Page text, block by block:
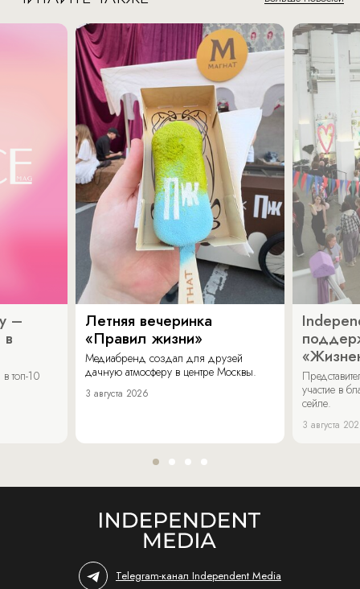
–
топ-10
Летняя вечеринка
«Правил жизни»
Медиабренд создал для друзей
дачную атмосферу в центре Москвы.
3 августа 2026
участие в
сейле.
3 августа
Telegram-канал Independent Media